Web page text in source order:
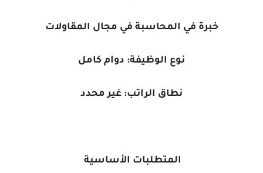
خبرة في المحاسبة في مجال المقاولات
نوع الوظيفة: دوام كامل
نطاق الراتب: غير محدد
المتطلبات الأساسية